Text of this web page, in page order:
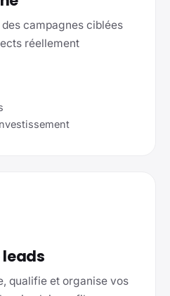
campagnes ciblées
réellement
qualifie et organise vos